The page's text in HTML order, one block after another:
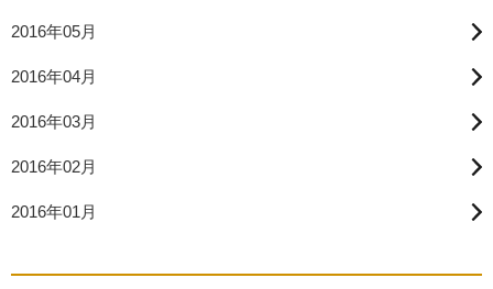
2016年05月
2016年04月
2016年03月
2016年02月
2016年01月